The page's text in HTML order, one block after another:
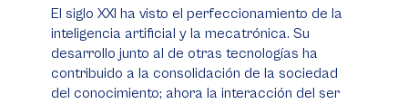
El siglo XXI ha visto el perfeccionamiento de la
inteligencia artificial y la mecatrónica. Su
desarrollo junto al de otras tecnologías ha
contribuido a la consolidación de la sociedad
del conocimiento; ahora la interacción del ser